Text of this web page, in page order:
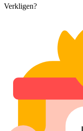
Verkligen?